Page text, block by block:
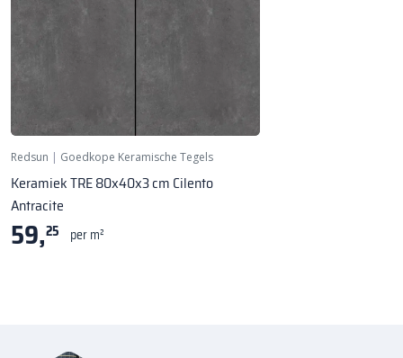
Redsun | Goedkope Keramische Tegels
Keramiek TRE 80x40x3 cm Cilento
Antracite
59,25 per m²